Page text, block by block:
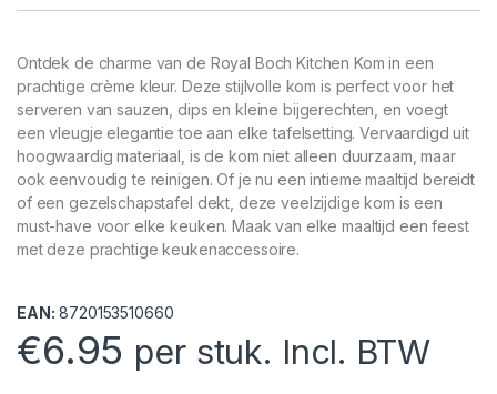
Ontdek de charme van de Royal Boch Kitchen Kom in een
prachtige crème kleur. Deze stijlvolle kom is perfect voor het
serveren van sauzen, dips en kleine bijgerechten, en voegt
een vleugje elegantie toe aan elke tafelsetting. Vervaardigd uit
hoogwaardig materiaal, is de kom niet alleen duurzaam, maar
ook eenvoudig te reinigen. Of je nu een intieme maaltijd bereidt
of een gezelschapstafel dekt, deze veelzijdige kom is een
must-have voor elke keuken. Maak van elke maaltijd een feest
met deze prachtige keukenaccessoire.
EAN: 8720153510660
€6.95 per stuk. Incl. BTW